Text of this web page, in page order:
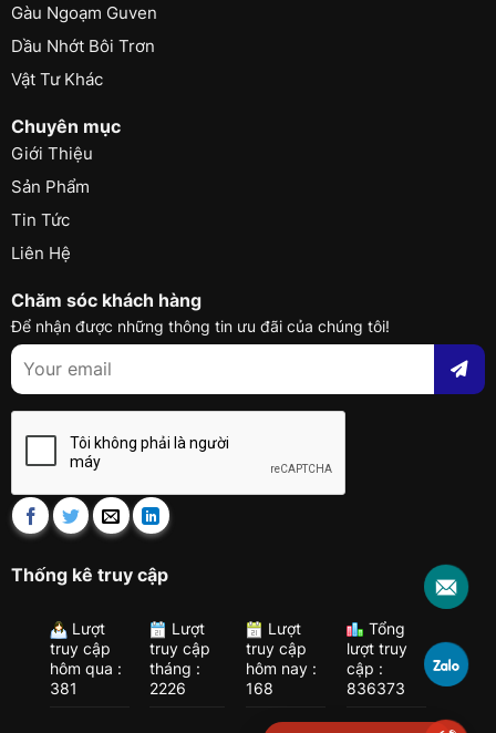
Gàu Ngoạm Guven
Dầu Nhớt Bôi Trơn
Vật Tư Khác
Chuyên mục
Giới Thiệu
Sản Phẩm
Tin Tức
Liên Hệ
Chăm sóc khách hàng
Để nhận được những thông tin ưu đãi của chúng tôi!
Thống kê truy cập
Lượt
truy cập
hôm qua :
381
Lượt
truy cập
tháng :
2226
Lượt
truy cập
hôm nay :
168
Tổng
lượt truy
cập :
836373